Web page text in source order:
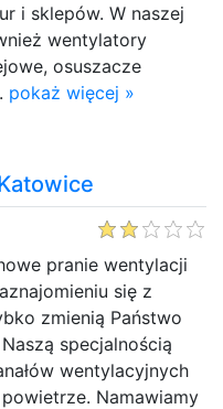
i sklepów. W naszej
wentylatory
osuszacze
pokaż więcej »
pranie wentylacji
się z
zmienią Państwo
specjalnością
wentylacyjnych
Namawiamy